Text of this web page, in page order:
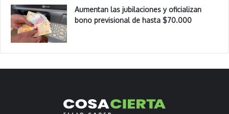
Aumentan las jubilaciones y oficializan
bono previsional de hasta $70.000